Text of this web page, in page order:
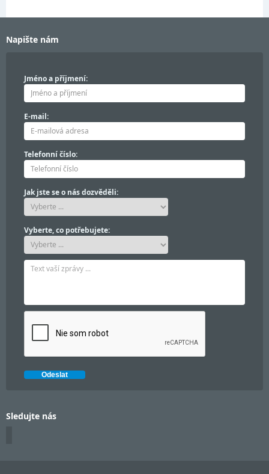
Napište nám
Jméno a příjmení:
E-mail:
Telefonní číslo:
Jak jste se o nás dozvěděli:
Vyberte, co potřebujete:
Sledujte nás